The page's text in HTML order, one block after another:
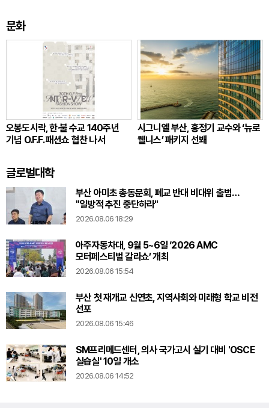
문화
오봉도시락, 한·불 수교 140주년
기념 O.F.F. 패션쇼 협찬 나서
시그니엘 부산, 홍정기 교수와 ‘뉴로
웰니스’ 패키지 선봬
글로벌대학
부산 아미초 총동문회, 폐교 반대 비대위 출범…
"일방적 추진 중단하라"
2026.08.06 18:29
아주자동차대, 9월 5~6일 ‘2026 AMC
모터페스티벌 갈라쇼’ 개최
2026.08.06 15:54
부산 첫 재개교 신연초, 지역사회와 미래형 학교 비전
선포
2026.08.06 15:46
SM프리메드센터, 의사 국가고시 실기 대비 'OSCE
실습실' 10일 개소
2026.08.06 14:52